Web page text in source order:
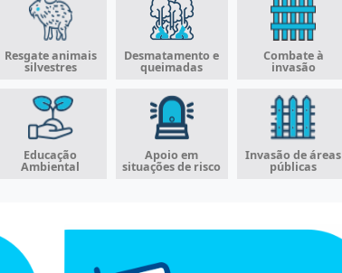
Resgate animais
silvestres
Desmatamento e
queimadas
Combate à
invasão
Educação
Ambiental
Apoio em
situações de risco
Invasão de áreas
públicas